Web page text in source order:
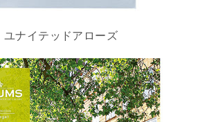
ユナイテッドアローズ